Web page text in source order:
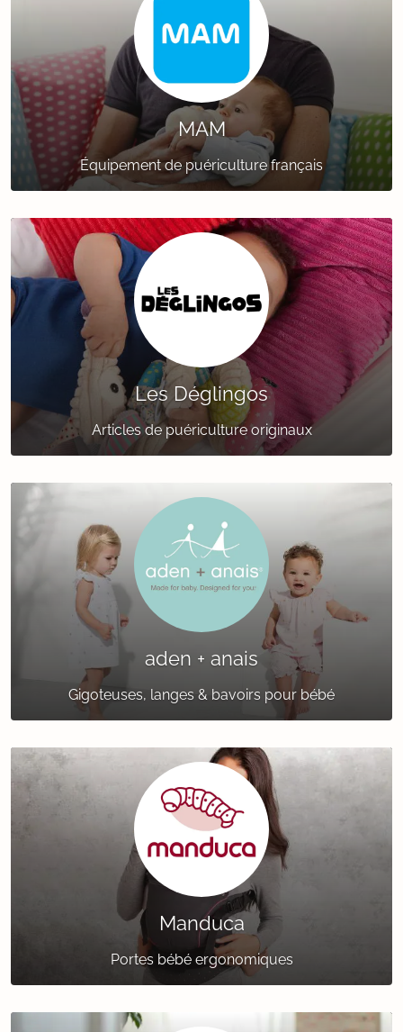
MAM
Équipement de puériculture français
Les Déglingos
Articles de puériculture originaux
aden + anais
Gigoteuses, langes & bavoirs pour bébé
Manduca
Portes bébé ergonomiques